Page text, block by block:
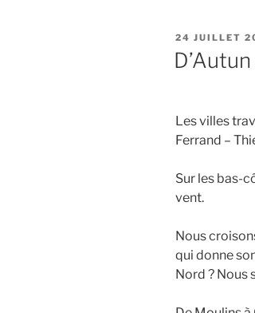
PUBLIÉ
LE
24 JUILLET
Les villes
Ferrand –
Sur les bas-
vent.
Nous
qui donne
Nord ? Nous